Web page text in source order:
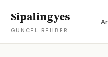
Sipalingyes
GÜNCEL REHBER